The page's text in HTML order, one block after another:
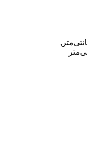
در 35 در 9.68 سانتی‌متر,